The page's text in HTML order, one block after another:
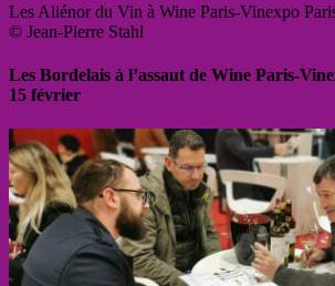
Les Aliénor du Vin à Wine Paris-Vinexpo
© Jean-Pierre Stahl
Les Bordelais à l’assaut de Wine Paris-
15 février